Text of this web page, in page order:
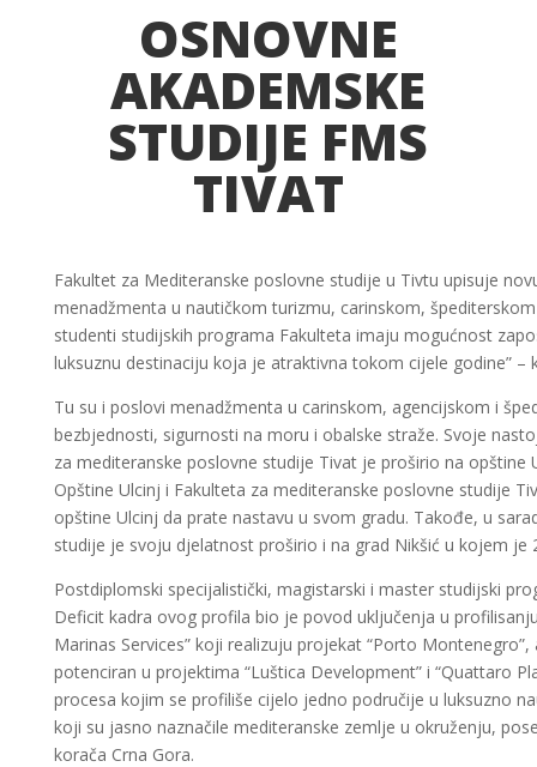
OSNOVNE
AKADEMSKE
STUDIJE FMS
TIVAT
Fakultet za Mediteranske poslovne studije u Tivtu upisuje
menadžmenta u nautičkom turizmu, carinskom,
studenti studijskih programa Fakulteta imaju mogućnost
luksuznu destinaciju koja je atraktivna tokom cijele godine”
Tu su i poslovi menadžmenta u carinskom, agencijskom i
bezbjednosti, sigurnosti na moru i obalske straže. Svoje
za mediteranske poslovne studije Tivat je proširio na
Opštine Ulcinj i Fakulteta za mediteranske poslovne studije
opštine Ulcinj da prate nastavu u svom gradu. Takođe, u
studije je svoju djelatnost proširio i na grad Nikšić u kojem
Postdiplomski specijalistički, magistarski i master studijski
Deficit kadra ovog profila bio je povod uključenja u
Marinas Services” koji realizuju projekat “Porto
potenciran u projektima “Luštica Development” i “Quattaro
procesa kojim se profiliše cijelo jedno područije u luksuzno
koji su jasno naznačile mediteranske zemlje u okruženju,
korača Crna Gora.